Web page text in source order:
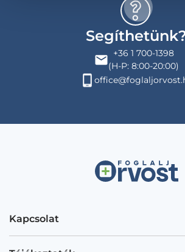
+36 1 700-1398
(H-P: 8:00-20:00)
Kapcsolat